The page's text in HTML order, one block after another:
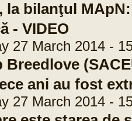
la bilanţul
- VIDEO
March 2014 -
Breedlove
ani au fost
March 2014 -